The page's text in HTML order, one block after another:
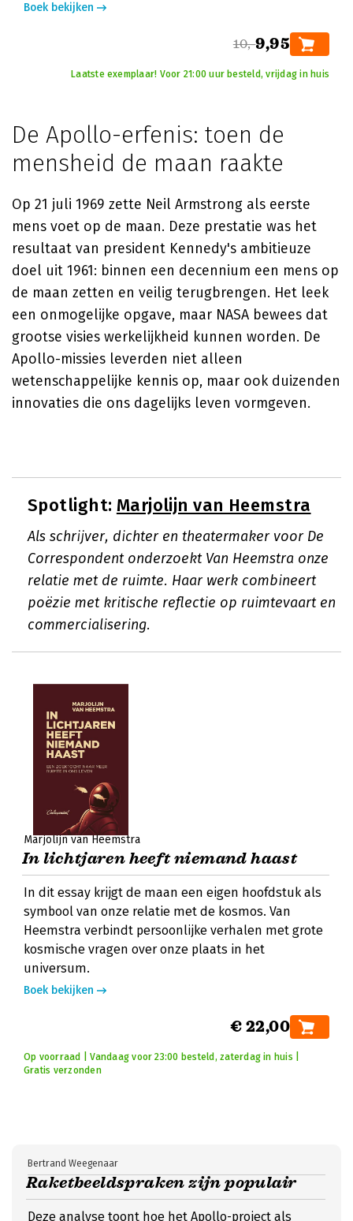
Boek bekijken
10,-9,95
Laatste exemplaar! Voor 21:00 uur besteld, vrijdag in huis
De Apollo-erfenis: toen de
mensheid de maan raakte
Op 21 juli 1969 zette Neil Armstrong als eerste
mens voet op de maan. Deze prestatie was het
resultaat van president Kennedy's ambitieuze
doel uit 1961: binnen een decennium een mens op
de maan zetten en veilig terugbrengen. Het leek
een onmogelijke opgave, maar NASA bewees dat
grootse visies werkelijkheid kunnen worden. De
Apollo-missies leverden niet alleen
wetenschappelijke kennis op, maar ook duizenden
innovaties die ons dagelijks leven vormgeven.
Spotlight: Marjolijn van Heemstra
Als schrijver, dichter en theatermaker voor De
Correspondent onderzoekt Van Heemstra onze
relatie met de ruimte. Haar werk combineert
poëzie met kritische reflectie op ruimtevaart en
commercialisering.
Marjolijn van Heemstra
In lichtjaren heeft niemand haast
In dit essay krijgt de maan een eigen hoofdstuk als
symbool van onze relatie met de kosmos. Van
Heemstra verbindt persoonlijke verhalen met grote
kosmische vragen over onze plaats in het
universum.
Boek bekijken
€ 22,00
Op voorraad | Vandaag voor 23:00 besteld, zaterdag in huis |
Gratis verzonden
Raketbeeldspraken zijn populair
Bertrand Weegenaar
Deze analyse toont hoe het Apollo-project als